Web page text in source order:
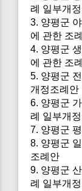
례 일부개
3. 양평군
에 관한 조
4. 양평군
에 관한 조
5. 양평군
개정조례안
6. 양평군
례 일부개
7. 양평군
8. 양평군
조례안
9. 양평군
례 일부개